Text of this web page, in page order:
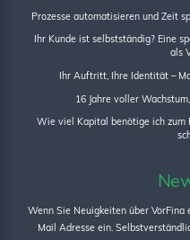
Prozesse automatisieren und Zeit
Ihr Kunde ist selbstständig? Eine
als
Ihr Auftritt, Ihre Identität –
16 Jahre voller
Wie viel Kapital benötige ich zum
Wenn Sie Neuigkeiten über
Mail Adresse ein.